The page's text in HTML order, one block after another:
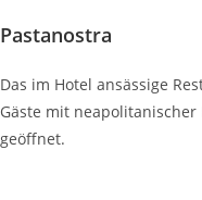
Pastanostra
Das im Hotel ansässige
Gäste mit
geöffnet.